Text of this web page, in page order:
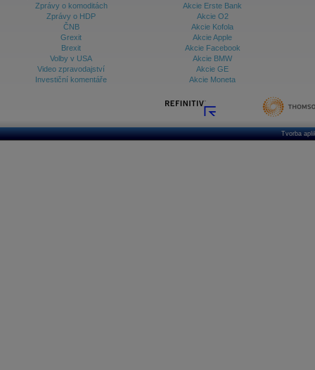
Zprávy o komoditách
Zprávy o HDP
ČNB
Grexit
Brexit
Volby v USA
Video zpravodajství
Investiční komentáře
Akcie Erste Bank
Akcie O2
Akcie Kofola
Akcie Apple
Akcie Facebook
Akcie BMW
Akcie GE
Akcie Moneta
Tvorba